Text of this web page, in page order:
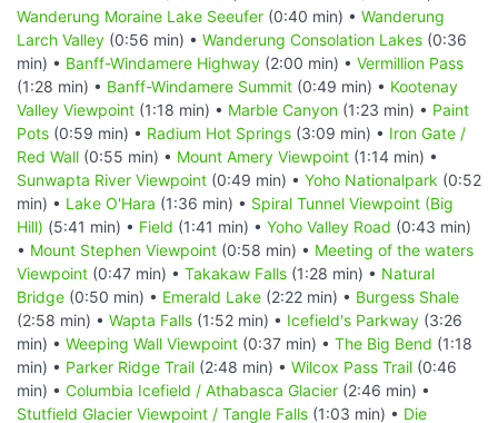
Wanderung Moraine Lake Seeufer (0:40 min) • Wanderung
Larch Valley (0:56 min) • Wanderung Consolation Lakes (0:36
min) • Banff-Windamere Highway (2:00 min) • Vermillion Pass
(1:28 min) • Banff-Windamere Summit (0:49 min) • Kootenay
Valley Viewpoint (1:18 min) • Marble Canyon (1:23 min) • Paint
Pots (0:59 min) • Radium Hot Springs (3:09 min) • Iron Gate /
Red Wall (0:55 min) • Mount Amery Viewpoint (1:14 min) •
Sunwapta River Viewpoint (0:49 min) • Yoho Nationalpark (0:52
min) • Lake O'Hara (1:36 min) • Spiral Tunnel Viewpoint (Big
Hill) (5:41 min) • Field (1:41 min) • Yoho Valley Road (0:43 min)
• Mount Stephen Viewpoint (0:58 min) • Meeting of the waters
Viewpoint (0:47 min) • Takakaw Falls (1:28 min) • Natural
Bridge (0:50 min) • Emerald Lake (2:22 min) • Burgess Shale
(2:58 min) • Wapta Falls (1:52 min) • Icefield's Parkway (3:26
min) • Weeping Wall Viewpoint (0:37 min) • The Big Bend (1:18
min) • Parker Ridge Trail (2:48 min) • Wilcox Pass Trail (0:46
min) • Columbia Icefield / Athabasca Glacier (2:46 min) •
Stutfield Glacier Viewpoint / Tangle Falls (1:03 min) • Die